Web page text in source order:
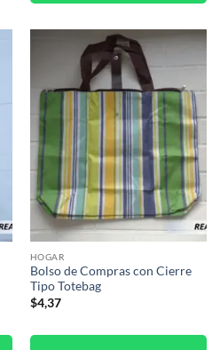
HOGAR
Bolso de Compras con Cierre
Tipo Totebag
$4,37